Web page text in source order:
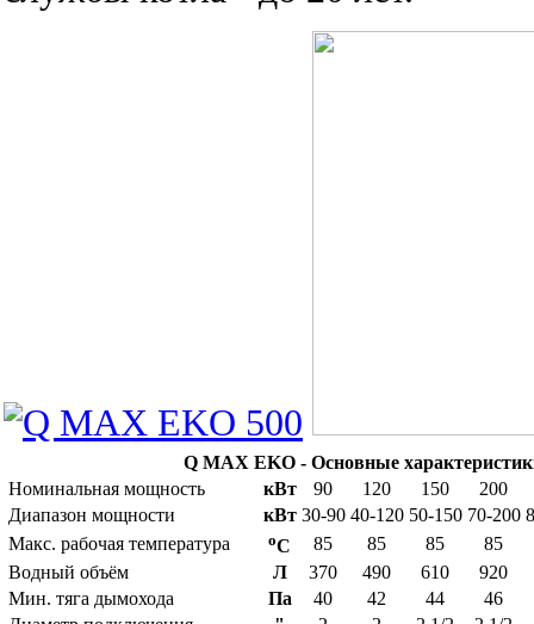
Q MAX EKO - Основные
Номинальная мощность
кВт 90 120 150
200
Диапазон мощности
кВт 30-90 40-120 50-150 70-200
Макс. рабочая температура
oC 85 85 85
85
Водный объём
Л 370 490 610 920
Мин. тяга дымохода
Па 40 42 44
46